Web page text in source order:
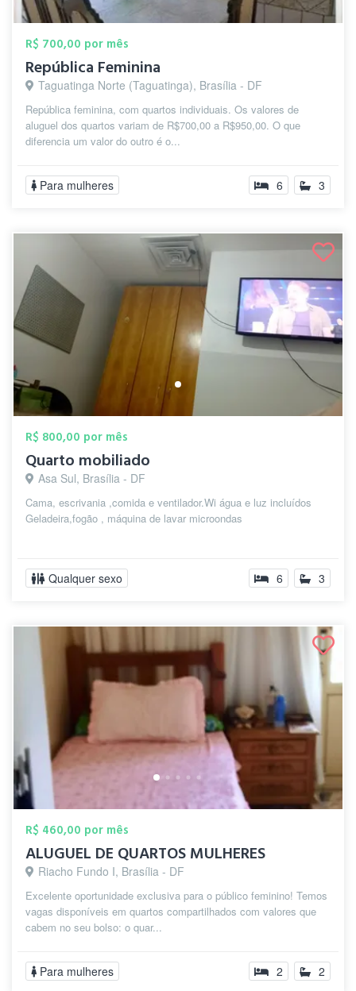
R$ 700,00 por mês
República Feminina
Taguatinga Norte (Taguatinga), Brasília - DF
República feminina, com quartos individuais. Os valores de
aluguel dos quartos variam de R$700,00 a R$950,00. O que
diferencia um valor do outro é o...
Para mulheres 6 3
R$ 800,00 por mês
Quarto mobiliado
Asa Sul, Brasília - DF
Cama, escrivania ,comida e ventilador.Wi água e luz incluídos
Geladeira,fogão , máquina de lavar microondas
Qualquer sexo 6 3
R$ 460,00 por mês
ALUGUEL DE QUARTOS MULHERES
Riacho Fundo I, Brasília - DF
Excelente oportunidade exclusiva para o público feminino! Temos
vagas disponíveis em quartos compartilhados com valores que
cabem no seu bolso: o quar...
Para mulheres 2 2